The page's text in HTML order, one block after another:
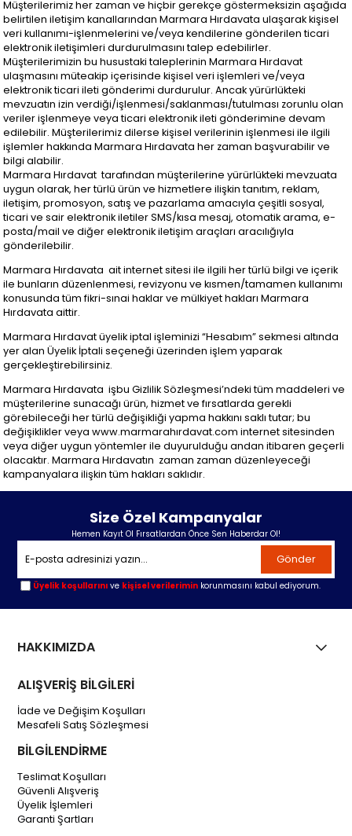
Müşterilerimiz her zaman ve hiçbir gerekçe göstermeksizin aşağıda
belirtilen iletişim kanallarından Marmara Hırdavata ulaşarak kişisel
veri kullanımı-işlenmelerini ve/veya kendilerine gönderilen ticari
elektronik iletişimleri durdurulmasını talep edebilirler.
Müşterilerimizin bu husustaki taleplerinin Marmara Hırdavat
ulaşmasını müteakip içerisinde kişisel veri işlemleri ve/veya
elektronik ticari ileti gönderimi durdurulur. Ancak yürürlükteki
mevzuatın izin verdiği/işlenmesi/saklanması/tutulması zorunlu olan
veriler işlenmeye veya ticari elektronik ileti gönderimine devam
edilebilir. Müşterilerimiz dilerse kişisel verilerinin işlenmesi ile ilgili
işlemler hakkında Marmara Hırdavata her zaman başvurabilir ve
bilgi alabilir.
Marmara Hırdavat tarafından müşterilerine yürürlükteki mevzuata
uygun olarak, her türlü ürün ve hizmetlere ilişkin tanıtım, reklam,
iletişim, promosyon, satış ve pazarlama amacıyla çeşitli sosyal,
ticari ve sair elektronik iletiler SMS/kısa mesaj, otomatik arama, e-
posta/mail ve diğer elektronik iletişim araçları aracılığıyla
gönderilebilir.
Marmara Hırdavata ait internet sitesi ile ilgili her türlü bilgi ve içerik
ile bunların düzenlenmesi, revizyonu ve kısmen/tamamen kullanımı
konusunda tüm fikri-sınai haklar ve mülkiyet hakları Marmara
Hırdavata aittir.
Marmara Hırdavat üyelik iptal işleminizi “Hesabım” sekmesi altında
yer alan Üyelik İptali seçeneği üzerinden işlem yaparak
gerçekleştirebilirsiniz.
Marmara Hırdavata işbu Gizlilik Sözleşmesi’ndeki tüm maddeleri ve
müşterilerine sunacağı ürün, hizmet ve fırsatlarda gerekli
görebileceği her türlü değişikliği yapma hakkını saklı tutar; bu
değişiklikler veya www.marmarahırdavat.com internet sitesinden
veya diğer uygun yöntemler ile duyurulduğu andan itibaren geçerli
olacaktır. Marmara Hırdavatın zaman zaman düzenleyeceği
kampanyalara ilişkin tüm hakları saklıdır.
Size Özel Kampanyalar
Hemen Kayıt Ol Fırsatlardan Önce Sen Haberdar Ol!
Gönder
Üyelik koşullarını ve kişisel verilerimin korunmasını kabul ediyorum.
HAKKIMIZDA
ALIŞVERİŞ BİLGİLERİ
İade ve Değişim Koşulları
Mesafeli Satış Sözleşmesi
BİLGİLENDİRME
Teslimat Koşulları
Güvenli Alışveriş
Üyelik İşlemleri
Garanti Şartları